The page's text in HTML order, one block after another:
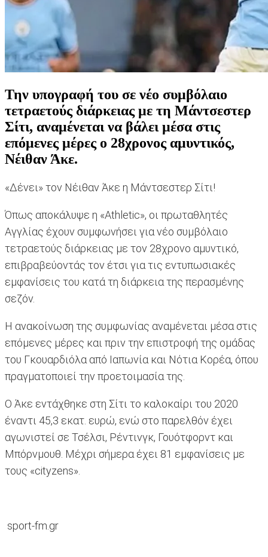
Την υπογραφή του σε νέο συμβόλαιο
τετραετούς διάρκειας με τη Μάντσεστερ
Σίτι, αναμένεται να βάλει μέσα στις
επόμενες μέρες ο 28χρονος αμυντικός,
Νέιθαν Άκε.
«Δένει» τον Νέιθαν Άκε η Μάντσεστερ Σίτι!
Όπως αποκάλυψε η «Athletic», οι πρωταθλητές
Αγγλίας έχουν συμφωνήσει για νέο συμβόλαιο
τετραετούς διάρκειας με τον 28χρονο αμυντικό,
επιβραβεύοντάς τον έτσι για τις εντυπωσιακές
εμφανίσεις του κατά τη διάρκεια της περασμένης
σεζόν.
Η ανακοίνωση της συμφωνίας αναμένεται μέσα στις
επόμενες μέρες και πριν την επιστροφή της ομάδας
του Γκουαρδιόλα από Ιαπωνία και Νότια Κορέα, όπου
πραγματοποιεί την προετοιμασία της.
Ο Άκε εντάχθηκε στη Σίτι το καλοκαίρι του 2020
έναντι 45,3 εκατ. ευρώ, ενώ στο παρελθόν έχει
αγωνιστεί σε Τσέλσι, Ρέντινγκ, Γουότφορντ και
Μπόρνμουθ. Μέχρι σήμερα έχει 81 εμφανίσεις με
τους «cityzens».
sport-fm.gr